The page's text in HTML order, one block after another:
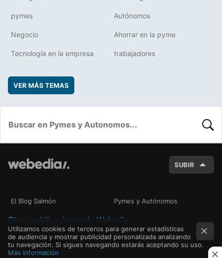
pymes Autónomos
Negocio Ahorrar en la pyme
Tecnología en la empresa trabajadores
VER MÁS TEMAS
SUBIR
El Blog Salmón Pymes y Autónomos
Otras publicaciones de Webedia
Utilizamos cookies de terceros para generar estadísticas
de audiencia y mostrar publicidad personalizada analizando
tu navegación. Si sigues navegando estarás aceptando su uso.
Más información